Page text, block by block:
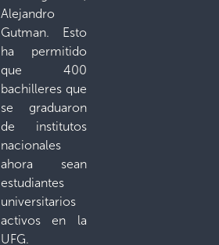
Alejandro
Gutman. Esto
ha permitido
que 400
bachilleres que
se graduaron
de institutos
nacionales
ahora sean
estudiantes
universitarios
activos en la
UFG.